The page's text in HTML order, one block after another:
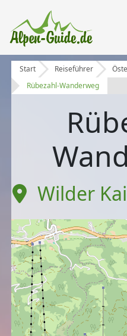
Start Reiseführer
Rübezahl-Wanderweg
Wilder